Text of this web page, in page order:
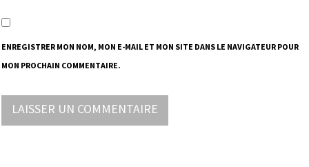
ENREGISTRER MON NOM, MON E-MAIL ET MON SITE DANS LE NAVIGATEUR POUR
MON PROCHAIN COMMENTAIRE.